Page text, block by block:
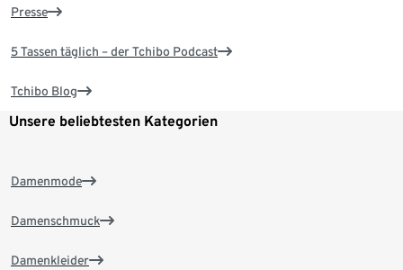
Presse
5 Tassen täglich – der Tchibo Podcast
Tchibo Blog
Unsere beliebtesten Kategorien
Damenmode
Damenschmuck
Damenkleider